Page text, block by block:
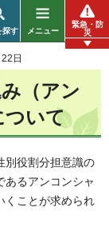
探す メニュー
緊急・防
災
日
（アン
ついて
別役割分担意識の
あるアンコンシャ
くことが求められ